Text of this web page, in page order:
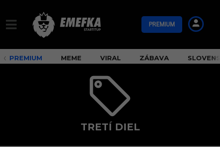
PREMIUM
PREMIUM MEME VIRAL ZÁBAVA
TRETÍ DIEL